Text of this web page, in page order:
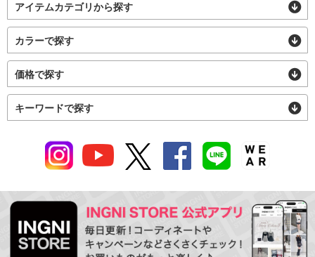
アイテムカテゴリから探す
カラーで探す
価格で探す
キーワードで探す